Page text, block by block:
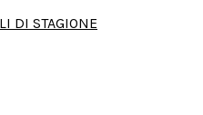
DI STAGIONE